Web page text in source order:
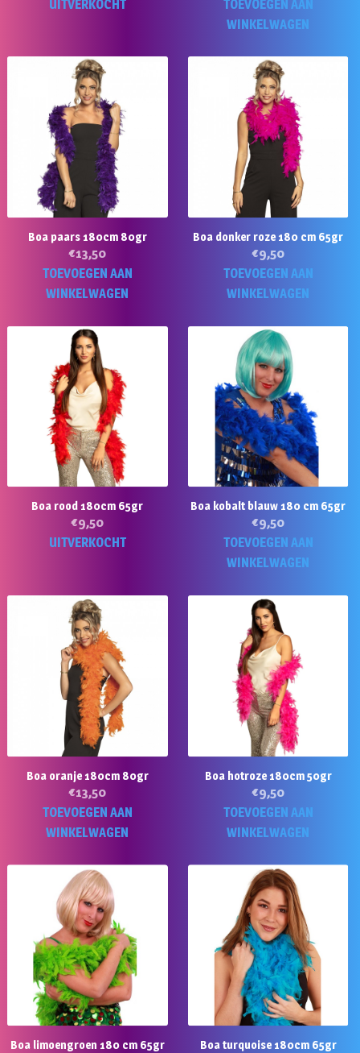
UITVERKOCHT
TOEVOEGEN AAN
WINKELWAGEN
Boa paars 180cm 80gr
€13,50
TOEVOEGEN AAN
WINKELWAGEN
Boa donker roze 180 cm 65gr
€9,50
TOEVOEGEN AAN
WINKELWAGEN
Boa rood 180cm 65gr
€9,50
UITVERKOCHT
Boa kobalt blauw 180 cm 65gr
€9,50
TOEVOEGEN AAN
WINKELWAGEN
Boa oranje 180cm 80gr
€13,50
TOEVOEGEN AAN
WINKELWAGEN
Boa hotroze 180cm 50gr
€9,50
TOEVOEGEN AAN
WINKELWAGEN
Boa limoengroen 180 cm 65gr Boa turquoise 180cm 65gr